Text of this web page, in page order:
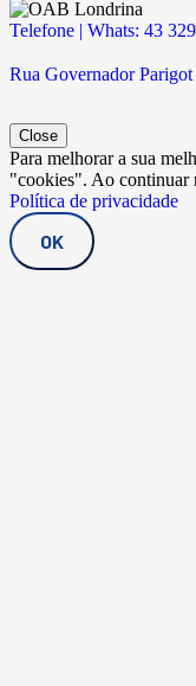
Telefone | Whats: 43
Rua Governador
Close
Para melhorar a sua
"cookies". Ao continuar
Política de privacidade
OK